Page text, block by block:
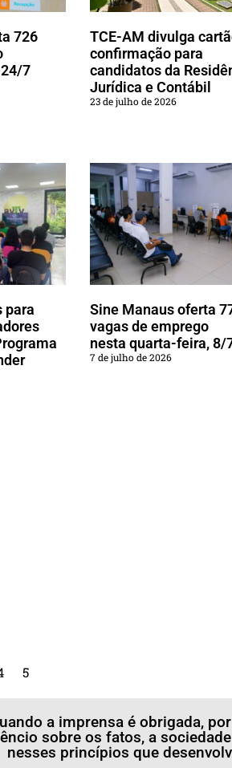
726
7
TCE-AM divulga
confirmação para
candidatos da
Jurídica e Contábil
23 de julho de 2026
para
Sine Manaus oferta
vagas de emprego
nesta quarta-feira, 8/
7 de julho de 2026
5
a imprensa é obrigada,
sobre os fatos, a
nesses princípios que